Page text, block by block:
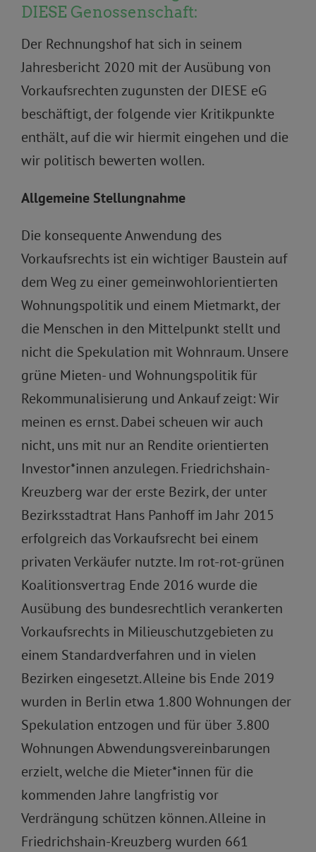
DIESE Genossenschaft:
Der Rechnungshof hat sich in seinem
Jahresbericht 2020 mit der Ausübung von
Vorkaufsrechten zugunsten der DIESE eG
beschäftigt, der folgende vier Kritikpunkte
enthält, auf die wir hiermit eingehen und die
wir politisch bewerten wollen.
Allgemeine Stellungnahme
Die konsequente Anwendung des
Vorkaufsrechts ist ein wichtiger Baustein auf
dem Weg zu einer gemeinwohlorientierten
Wohnungspolitik und einem Mietmarkt, der
die Menschen in den Mittelpunkt stellt und
nicht die Spekulation mit Wohnraum. Unsere
grüne Mieten- und Wohnungspolitik für
Rekommunalisierung und Ankauf zeigt: Wir
meinen es ernst. Dabei scheuen wir auch
nicht, uns mit nur an Rendite orientierten
Investor*innen anzulegen. Friedrichshain-
Kreuzberg war der erste Bezirk, der unter
Bezirksstadtrat Hans Panhoff im Jahr 2015
erfolgreich das Vorkaufsrecht bei einem
privaten Verkäufer nutzte. Im rot-rot-grünen
Koalitionsvertrag Ende 2016 wurde die
Ausübung des bundesrechtlich verankerten
Vorkaufsrechts in Milieuschutzgebieten zu
einem Standardverfahren und in vielen
Bezirken eingesetzt. Alleine bis Ende 2019
wurden in Berlin etwa 1.800 Wohnungen der
Spekulation entzogen und für über 3.800
Wohnungen Abwendungsvereinbarungen
erzielt, welche die Mieter*innen für die
kommenden Jahre langfristig vor
Verdrängung schützen können. Alleine in
Friedrichshain-Kreuzberg wurden 661